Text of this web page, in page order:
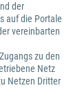
der
auf die Portale
vereinbarten
zu den
Netz
Netzen Dritter